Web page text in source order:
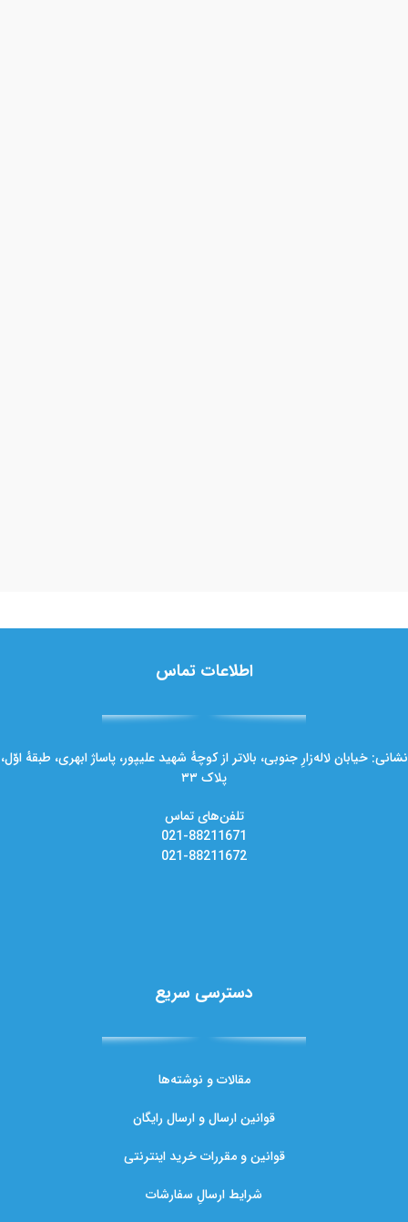
اطلاعات تماس
نشانی: خیابان لاله‌زارِ جنوبی، بالاتر از کوچهٔ شهید علیپور، پاساژ ابهری، طبقهٔ اوّل،
پلاک ۳۳
تلفن‌های تماس
021-88211671
021-88211672
دسترسی سریع
مقالات و نوشته‌ها
قوانین ارسال و ارسال رایگان
قوانین و مقررات خرید اینترنتی
شرایط ارسالِ سفارشات